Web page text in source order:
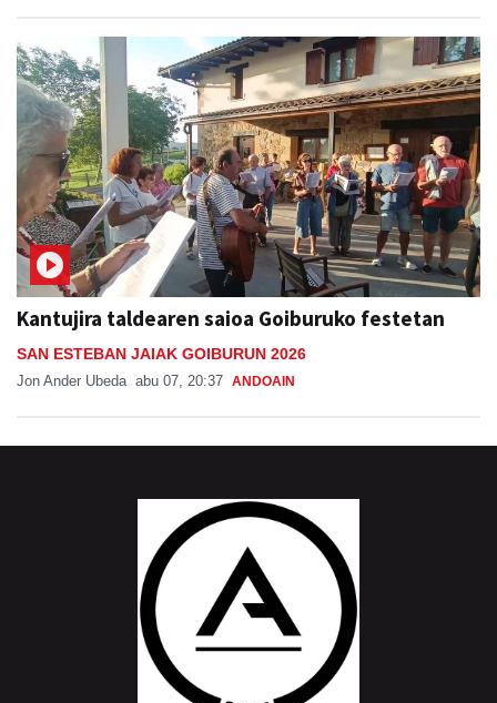
Kantujira taldearen saioa Goiburuko festetan
SAN ESTEBAN JAIAK GOIBURUN 2026
Jon Ander Ubeda abu 07, 20:37 ANDOAIN